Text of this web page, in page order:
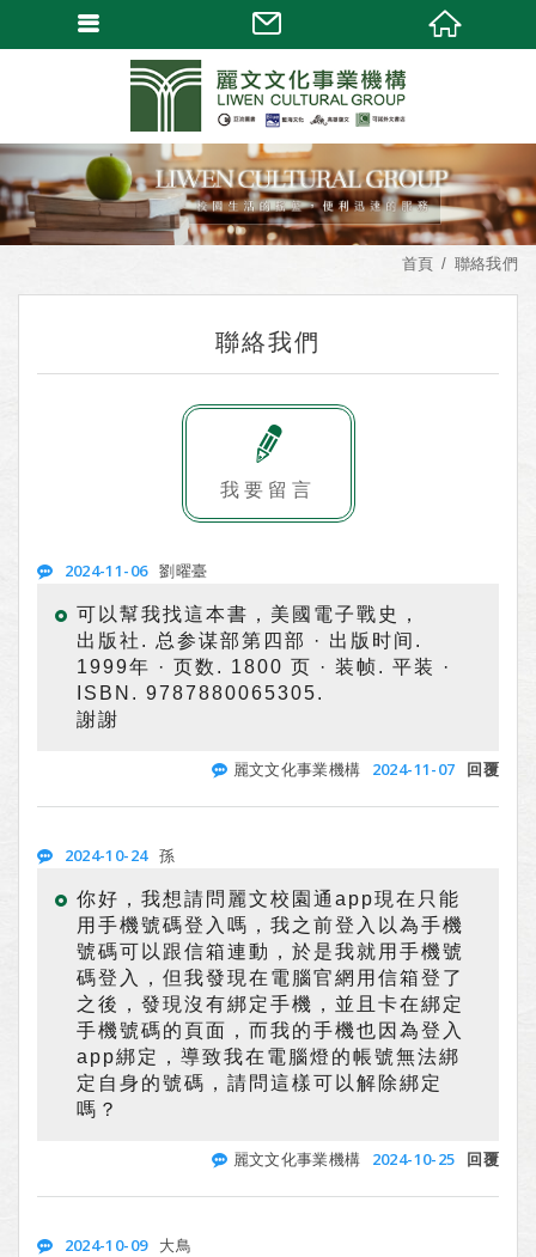
首頁 聯絡我們
聯絡我們
我要留言
可以幫我找這本書，美國電子戰史，
出版社. 总参谋部第四部 · 出版时间.
1999年 · 页数. 1800 页 · 装帧. 平装 ·
ISBN. 9787880065305.
謝謝
麗文文化事業機構 2024-11-07 回覆
2024-11-06 劉曜臺
你好，我想請問麗文校園通app現在只能
用手機號碼登入嗎，我之前登入以為手機
號碼可以跟信箱連動，於是我就用手機號
碼登入，但我發現在電腦官網用信箱登了
之後，發現沒有綁定手機，並且卡在綁定
手機號碼的頁面，而我的手機也因為登入
app綁定，導致我在電腦燈的帳號無法綁
定自身的號碼，請問這樣可以解除綁定
嗎？
麗文文化事業機構 2024-10-25 回覆
2024-10-24 孫
2024-10-09 大鳥